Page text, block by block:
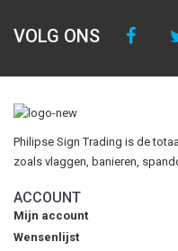
VOLG ONS
Philipse Sign Trading is de
zoals vlaggen, banieren,
ACCOUNT
Mijn account
Wensenlijst